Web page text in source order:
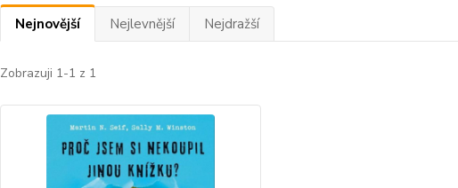
Nejnovější Nejlevnější Nejdražší
Zobrazuji 1-1 z 1